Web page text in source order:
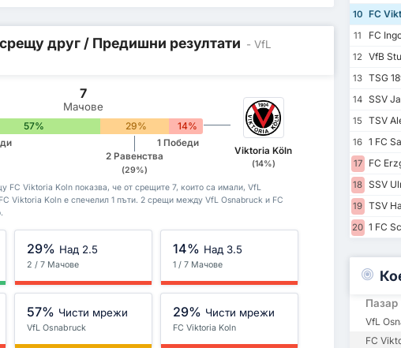
друг / Предишни резултати - VfL
7
Мачове
57% 29% 14%
2 Равенства
(29%)
1 Победи
Viktoria Köln
(14%)
FC Viktoria Koln показва, че от срещите 7, които са имали, VfL
Viktoria Koln е спечелил 1 пъти. 2 срещи между VfL Osnabruck и FC
29% Над 2.5
2 / 7 Мачове
14% Над 3.5
1 / 7 Мачове
57% Чисти мрежи
VfL Osnabruck
29% Чисти мрежи
FC Viktoria Koln
10 FC
11
FC
12
VfB
13 TSG
14 SSV
15
TSV
16 1 FC
17
FC
18 SSV
19 TSV
20 1 FC
Пазар
VfL
FC